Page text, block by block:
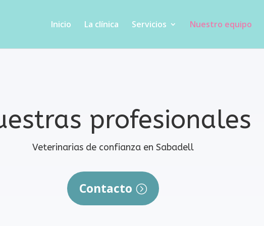
Inicio La clínica Servicios Nuestro equipo
profesionales
Veterinarias de confianza en Sabadell
Contacto